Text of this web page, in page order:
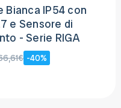
Bianca IP54 con
e Sensore di
- Serie RIGA
-40%